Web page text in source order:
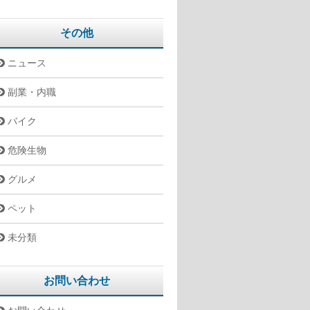
その他
ニュース
副業・内職
バイク
危険生物
グルメ
ペット
未分類
お問い合わせ